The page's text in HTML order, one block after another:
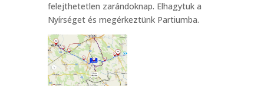
felejthetetlen zarándoknap. Elhagytuk a
Nyírséget és megérkeztünk Partiumba.